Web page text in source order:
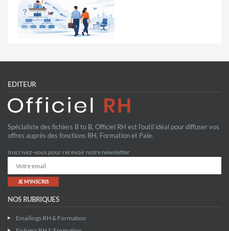
EDITEUR
Spécialiste des fichiers B to B, Officiel RH est l'outil idéal pour diffuser vos
offres auprès des fonctions RH, Formation et Paie.
Inscrivez-vous pour recevoir notre newsletter
JE M'INSCRIS
NOS RUBRIQUES
Emailings RH & Formation